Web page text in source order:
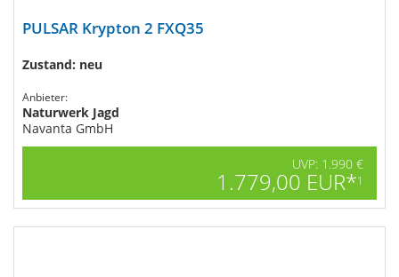
PULSAR Krypton 2 FXQ35
Zustand: neu
Anbieter:
Naturwerk Jagd
Navanta GmbH
UVP: 1.990 €
1.779,00 EUR*1